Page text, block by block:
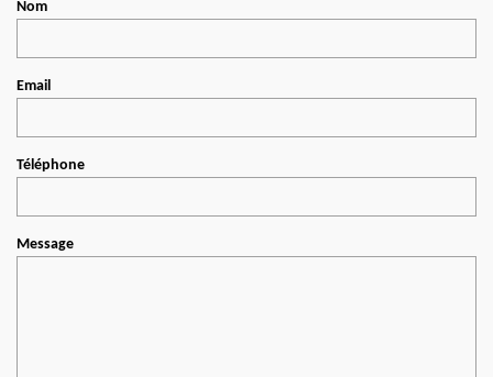
Nom
Email
Téléphone
Message